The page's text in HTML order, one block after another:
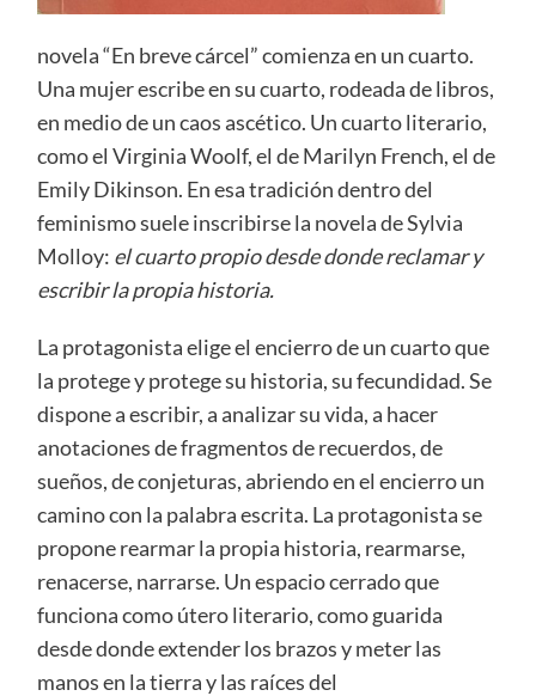
novela “En breve cárcel” comienza en un cuarto.
Una mujer escribe en su cuarto, rodeada de libros,
en medio de un caos ascético. Un cuarto literario,
como el Virginia Woolf, el de Marilyn French, el de
Emily Dikinson. En esa tradición dentro del
feminismo suele inscribirse la novela de Sylvia
Molloy: el cuarto propio desde donde reclamar y
escribir la propia historia.
La protagonista elige el encierro de un cuarto que
la protege y protege su historia, su fecundidad. Se
dispone a escribir, a analizar su vida, a hacer
anotaciones de fragmentos de recuerdos, de
sueños, de conjeturas, abriendo en el encierro un
camino con la palabra escrita. La protagonista se
propone rearmar la propia historia, rearmarse,
renacerse, narrarse. Un espacio cerrado que
funciona como útero literario, como guarida
desde donde extender los brazos y meter las
manos en la tierra y las raíces del